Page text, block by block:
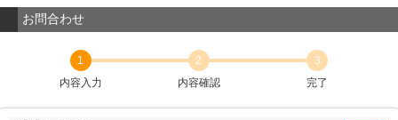
お問合わせ
1
内容入力
2
内容確認
3
完了